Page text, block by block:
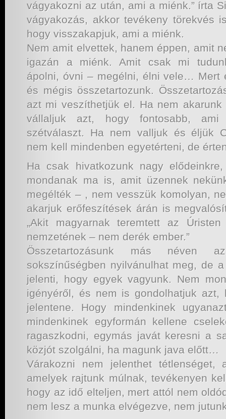
vágyakozni az után, ami a miénk.” írta
vágyakozás, akkor tevékeny törekvés
hogy visszakapjuk, ami a miénk.
Nem amit elvettek, hanem éppen, amit
igazán a miénk. Amit csak mi
ápolni, óvni – megélni, élni vele… Mert
és mégis összetartozunk.
azt mi veszíthetjük el. Ha nem akarunk
vállaljuk azt, hogy fontosabb,
szétválaszt. Ha nem valljuk és éljük
nem kell mindenben egyetérteni, de
Ha csak hivatkozunk nagy
mondanak ma is, amit üzennek
megélték – , nem vesszük komolyan,
akarjuk erőfeszítések árán is
„Akit magyarnak teremtett az
nemzetének – nem derék ember.”
Összetartozásunk más
sokszínűségben nyilvánulhat meg, de
jelenti, hogy egyek vagyunk. Nem
igényéről, és nem is gondolhatjuk azt,
jelentene. Hogy mindenkinek
mindenkinek egyformán kellene
ragaszkodni, egymás javát keresni a
közjót szolgálni, ha magunk java előtt…
Várakozni nem jelenthet tétlenséget,
amelyek rajtunk múlnak, tevékenyen
hogy az idő elteljen, mert attól nem
nem lesz a munka elvégezve, nem